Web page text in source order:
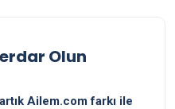
Olun
Ailem.com farkı ile